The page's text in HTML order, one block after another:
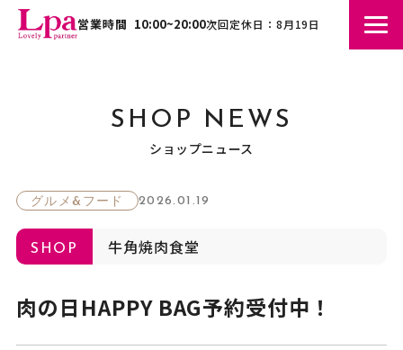
営業時間 10:00~20:00次回定休日：8月19日
SHOP NEWS
ショップニュース
グルメ&フード 2026.01.19
SHOP 牛角焼肉食堂
肉の日HAPPY BAG予約受付中！